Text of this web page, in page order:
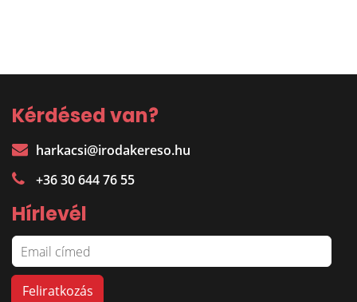
Kérdésed van?
harkacsi@irodakereso.hu
+36 30 644 76 55
Hírlevél